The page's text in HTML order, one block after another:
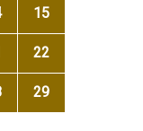
15
22
29